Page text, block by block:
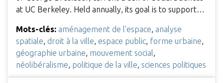
at UC Berkeley. Held annually, its goal is to support…
Mots-clés: aménagement de l'espace, analyse
spatiale, droit à la ville, espace public, forme urbaine,
géographie urbaine, mouvement social,
néolibéralisme, politique de la ville, sciences politiques